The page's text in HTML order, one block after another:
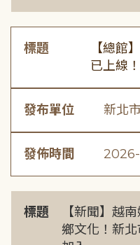
標題
【總館
已上線！
發布單位 新北
發佈時間
標題
【新聞】越
鄉文化！新